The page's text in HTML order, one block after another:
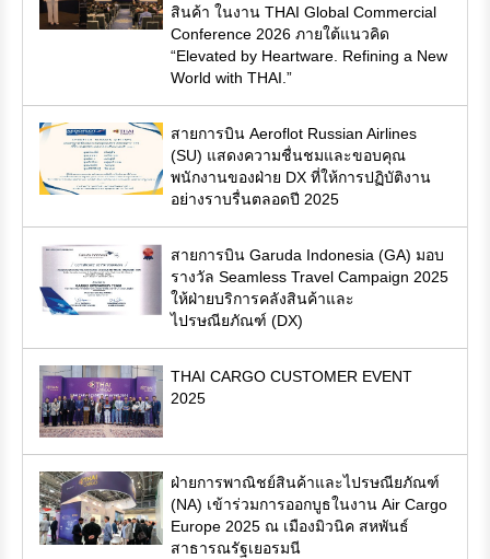
สินค้า ในงาน THAI Global Commercial
Conference 2026 ภายใต้แนวคิด
“Elevated by Heartware. Refining a New
World with THAI.”
สายการบิน Aeroflot Russian Airlines
(SU) แสดงความชื่นชมและขอบคุณ
พนักงานของฝ่าย DX ที่ให้การปฏิบัติงาน
อย่างราบรื่นตลอดปี 2025
สายการบิน Garuda Indonesia (GA) มอบ
รางวัล Seamless Travel Campaign 2025
ให้ฝ่ายบริการคลังสินค้าและ
ไปรษณียภัณฑ์ (DX)
THAI CARGO CUSTOMER EVENT
2025
ฝ่ายการพาณิชย์สินค้าและไปรษณียภัณฑ์
(NA) เข้าร่วมการออกบูธในงาน Air Cargo
Europe 2025 ณ เมืองมิวนิค สหพันธ์
สาธารณรัฐเยอรมนี